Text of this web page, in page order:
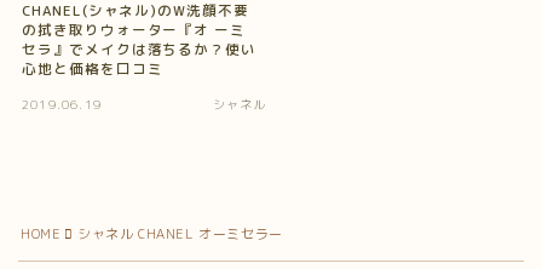
CHANEL(シャネル)のW洗顔不要
の拭き取りウォーター『オ ーミ
セラ』でメイクは落ちるか？使い
心地と価格を口コミ
2019.06.19 シャネル
HOME シャネル CHANEL オーミセラー